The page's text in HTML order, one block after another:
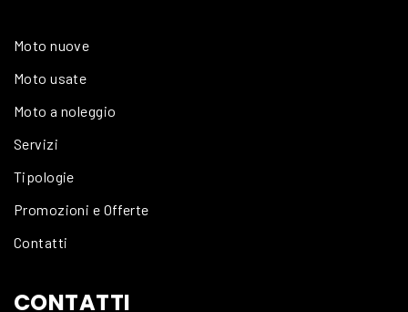
Moto nuove
Moto usate
Moto a noleggio
Servizi
Tipologie
Promozioni e Offerte
Contatti
CONTATTI